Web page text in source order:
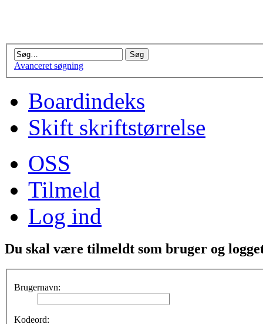
Avanceret søgning
Boardindeks
Skift skriftstørrelse
OSS
Tilmeld
Log ind
Du skal være tilmeldt som bruger og
Brugernavn:
Kodeord: